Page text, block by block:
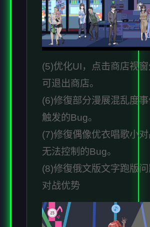
(5)优化UI，点击商店视
可退出商店。
(6)修復部分漫展混乱度
触发的Bug。
(7)修復偶像优衣唱歌小
无法控制的Bug。
(8)修復俄文版文字跑版问
对战优势